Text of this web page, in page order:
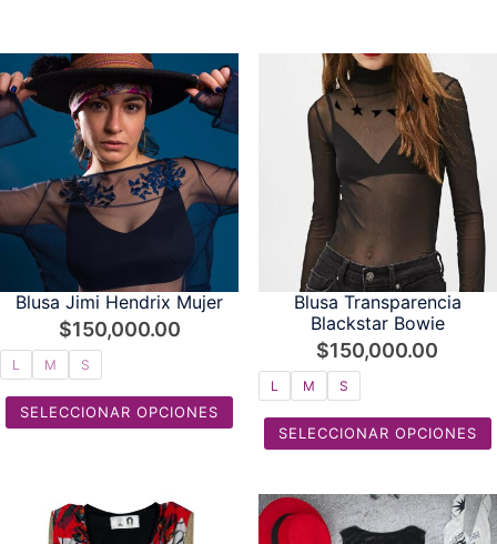
Blusa Jimi Hendrix Mujer
$150,000.00
L M S
SELECCIONAR OPCIONES
Blusa Transparencia
Blackstar Bowie
$150,000.00
L M S
SELECCIONAR OPCIONES